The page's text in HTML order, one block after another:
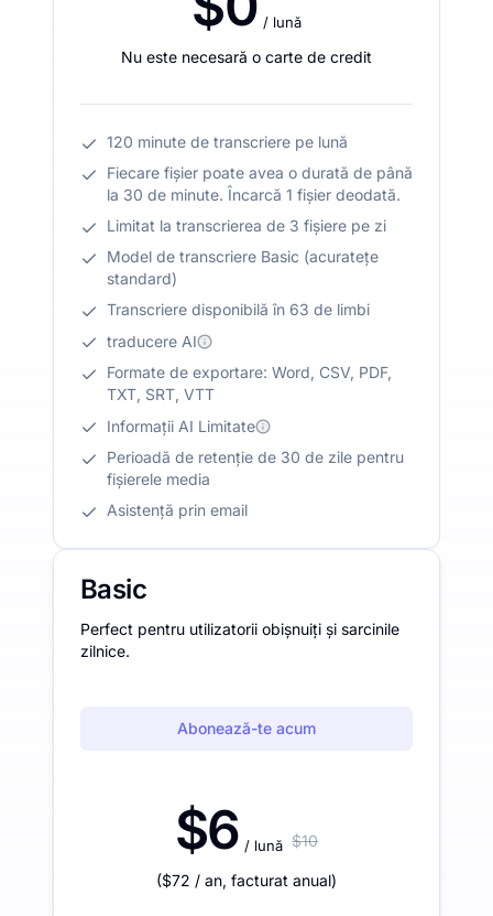
/ lună
Nu este necesară o carte de credit
120 minute de transcriere pe lună
Fiecare fișier poate avea o durată de până
la 30 de minute. Încarcă 1 fișier deodată.
Limitat la transcrierea de 3 fișiere pe zi
Model de transcriere Basic (acuratețe
standard)
Transcriere disponibilă în 63 de limbi
traducere AI
Formate de exportare: Word, CSV, PDF,
TXT, SRT, VTT
Informații AI Limitate
Perioadă de retenție de 30 de zile pentru
fișierele media
Asistență prin email
Basic
Perfect pentru utilizatorii obișnuiți și sarcinile
zilnice.
Abonează-te acum
$6 / lună $10
($72 / an, facturat anual)